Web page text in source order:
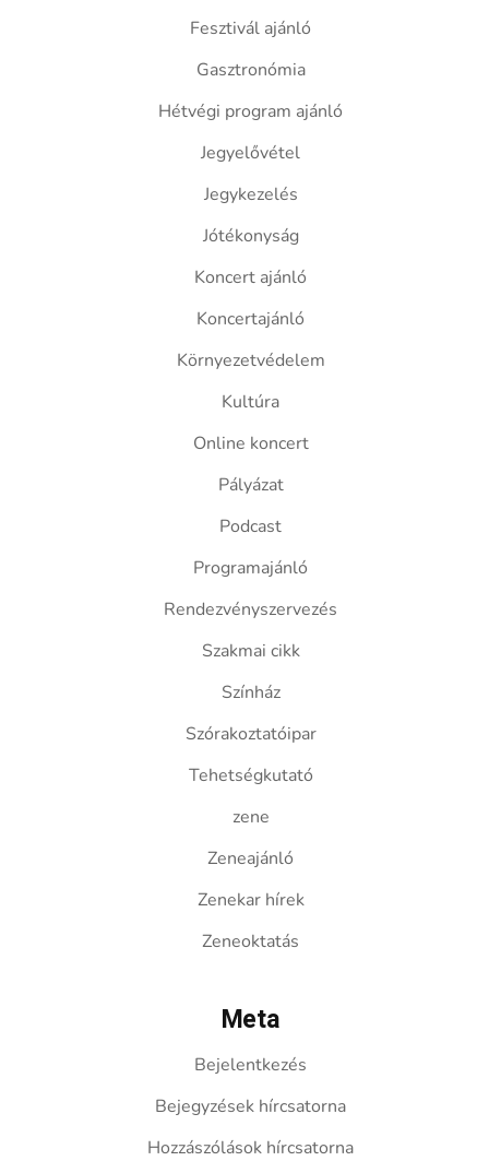
Fesztivál ajánló
Gasztronómia
Hétvégi program ajánló
Jegyelővétel
Jegykezelés
Jótékonyság
Koncert ajánló
Koncertajánló
Környezetvédelem
Kultúra
Online koncert
Pályázat
Podcast
Programajánló
Rendezvényszervezés
Szakmai cikk
Színház
Szórakoztatóipar
Tehetségkutató
zene
Zeneajánló
Zenekar hírek
Zeneoktatás
Meta
Bejelentkezés
Bejegyzések hírcsatorna
Hozzászólások hírcsatorna